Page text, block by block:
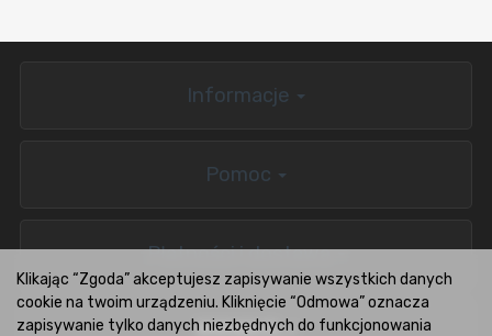
Informacje
Pomoc
Płatności i dostawa
BOXCARS.PL
Klikając “Zgoda” akceptujesz zapisywanie wszystkich danych
cookie na twoim urządzeniu. Kliknięcie “Odmowa” oznacza
zapisywanie tylko danych niezbędnych do funkcjonowania